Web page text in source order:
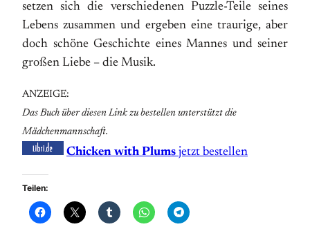
setzen sich die verschiedenen Puzzle-Teile seines
Lebens zusammen und ergeben eine traurige, aber
doch schöne Geschichte eines Mannes und seiner
großen Liebe – die Musik.
ANZEIGE:
Das Buch über diesen Link zu bestellen unterstützt die
Mädchenmannschaft.
Chicken with Plums jetzt bestellen
Teilen: